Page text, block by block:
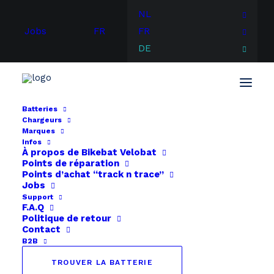
Jobs FR
NL
FR
DE
Batteries
Chargeurs
Marques
Infos
À propos de Bikebat Velobat
Points de réparation
Points d’achat “track n trace”
Jobs
Support
F.A.Q
Politique de retour
Contact
B2B
TROUVER LA BATTERIE